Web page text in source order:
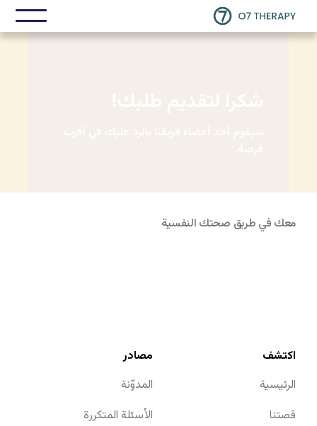
معك في طريق صحتك النفسية
اكتشف
الرئيسية
قصتنا
مصادر
المدوّنة
الأسئلة المتكررة